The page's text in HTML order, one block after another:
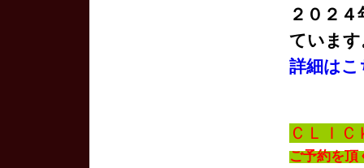
２０２
ています
詳細は
ＣＬＩＣ
ご予約を頂